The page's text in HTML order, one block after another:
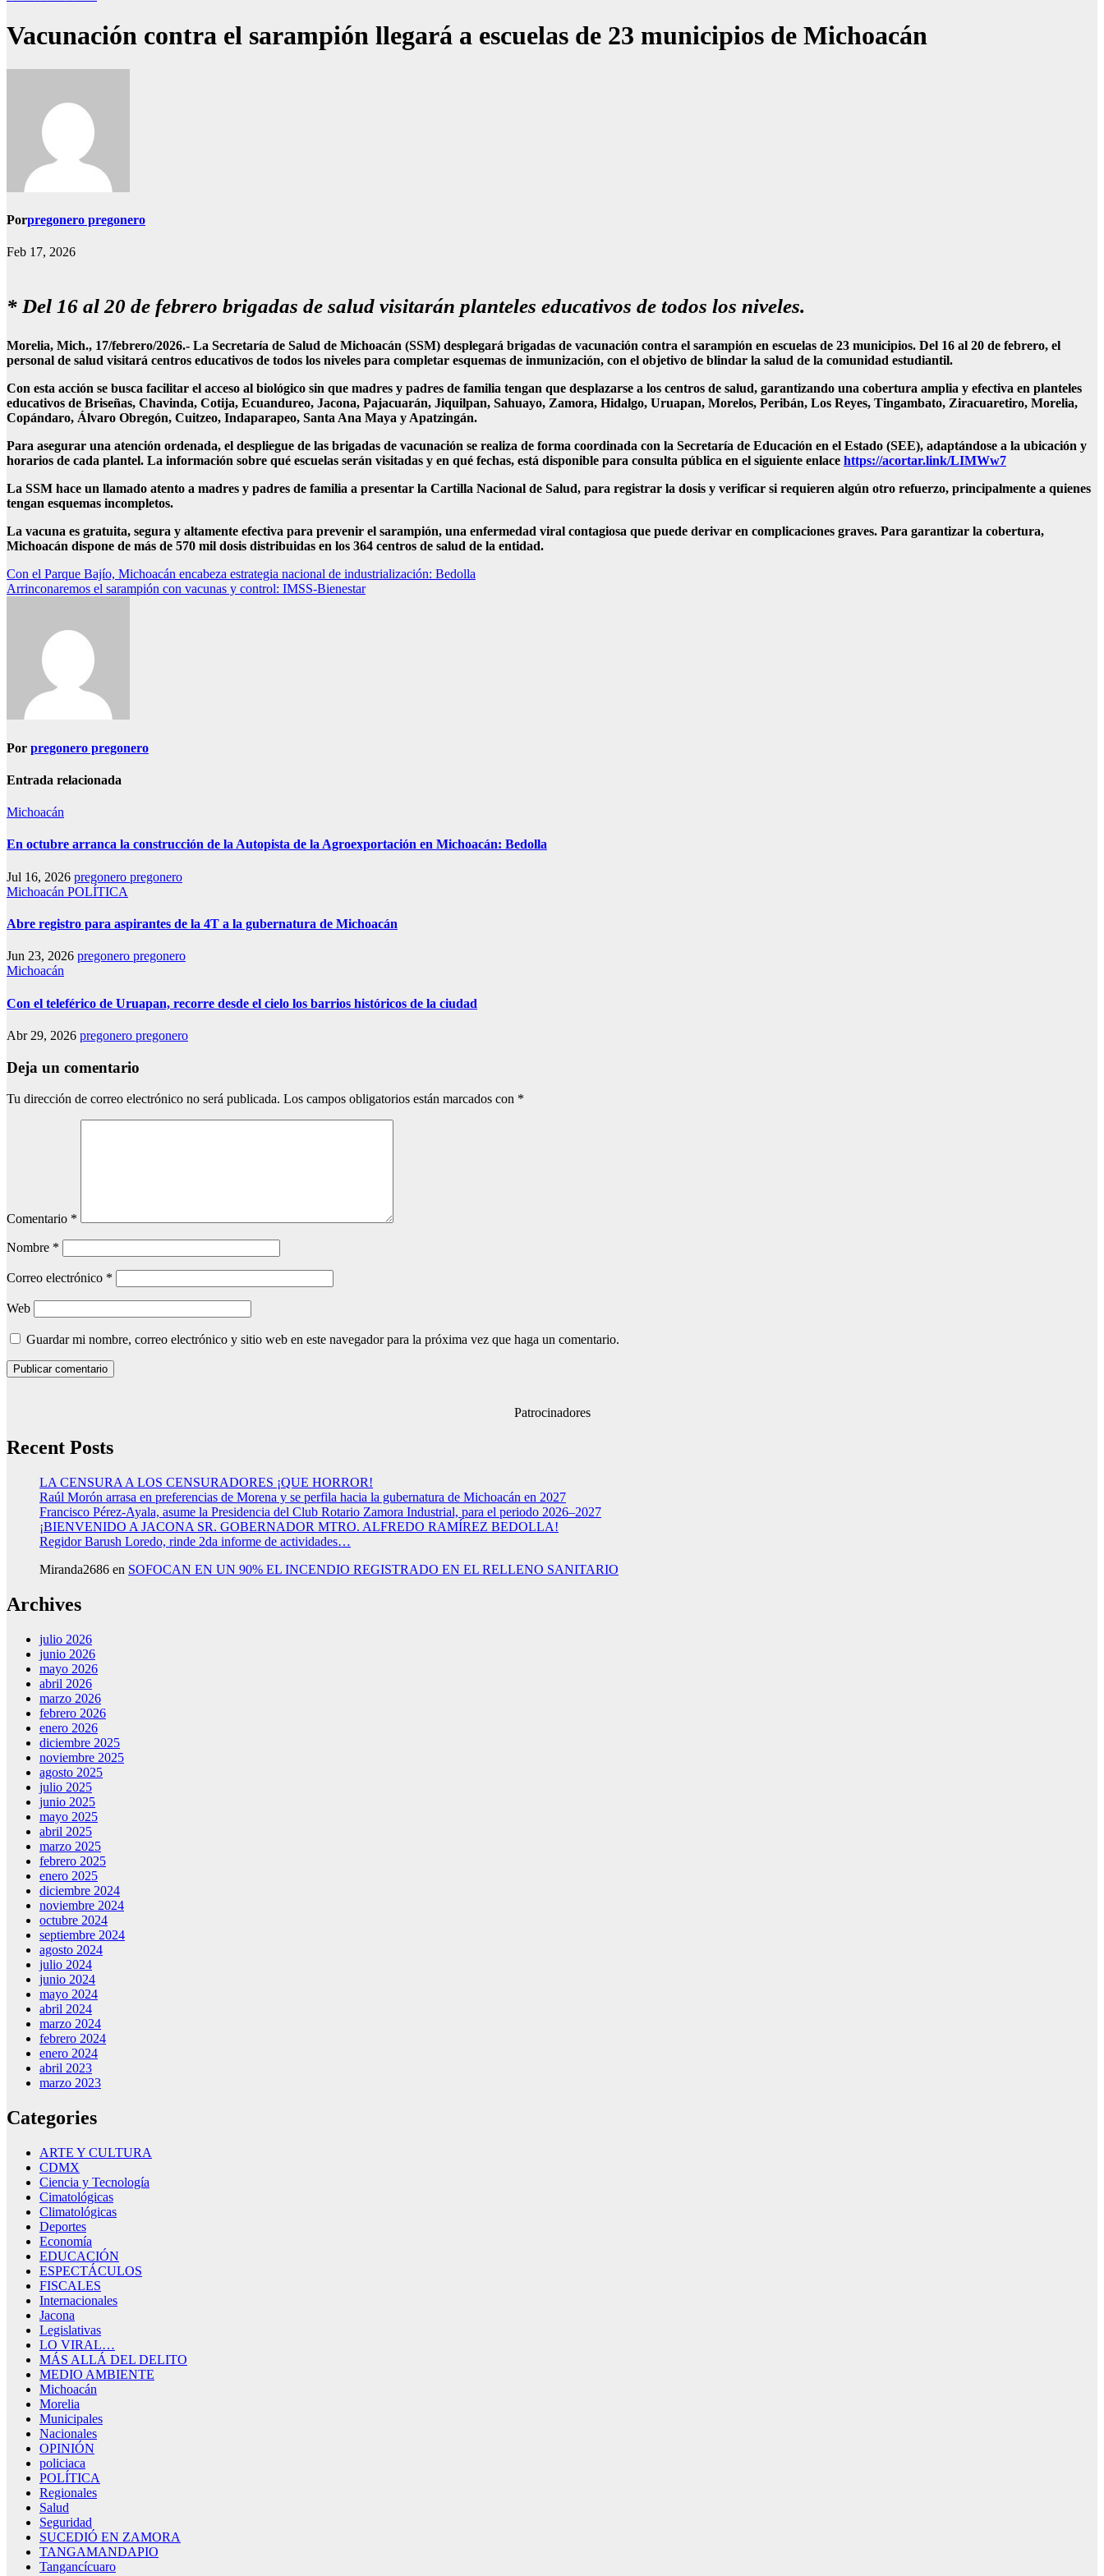
Vacunación contra el sarampión llegará a escuelas de 23 municipios de Michoacán
Porpregonero pregonero
Feb 17, 2026
* Del 16 al 20 de febrero brigadas de salud visitarán planteles educativos de todos los niveles.
Morelia, Mich., 17/febrero/2026.- La Secretaría de Salud de Michoacán (SSM) desplegará brigadas de vacunación contra el sarampión en escuelas de 23 municipios. Del 16 al 20 de febrero, el
personal de salud visitará centros educativos de todos los niveles para completar esquemas de inmunización, con el objetivo de blindar la salud de la comunidad estudiantil.
Con esta acción se busca facilitar el acceso al biológico sin que madres y padres de familia tengan que desplazarse a los centros de salud, garantizando una cobertura amplia y efectiva en planteles
educativos de Briseñas, Chavinda, Cotija, Ecuandureo, Jacona, Pajacuarán, Jiquilpan, Sahuayo, Zamora, Hidalgo, Uruapan, Morelos, Peribán, Los Reyes, Tingambato, Ziracuaretiro, Morelia,
Copándaro, Álvaro Obregón, Cuitzeo, Indaparapeo, Santa Ana Maya y Apatzingán.
Para asegurar una atención ordenada, el despliegue de las brigadas de vacunación se realiza de forma coordinada con la Secretaría de Educación en el Estado (SEE), adaptándose a la ubicación y
horarios de cada plantel. La información sobre qué escuelas serán visitadas y en qué fechas, está disponible para consulta pública en el siguiente enlace https://acortar.link/LIMWw7
La SSM hace un llamado atento a madres y padres de familia a presentar la Cartilla Nacional de Salud, para registrar la dosis y verificar si requieren algún otro refuerzo, principalmente a quienes
tengan esquemas incompletos.
La vacuna es gratuita, segura y altamente efectiva para prevenir el sarampión, una enfermedad viral contagiosa que puede derivar en complicaciones graves. Para garantizar la cobertura,
Michoacán dispone de más de 570 mil dosis distribuidas en los 364 centros de salud de la entidad.
Navegación
de
Con el Parque Bajío, Michoacán encabeza estrategia nacional de industrialización: Bedolla
Arrinconaremos el sarampión con vacunas y control: IMSS-Bienestar
Por pregonero pregonero
Entrada relacionada
Michoacán
En octubre arranca la construcción de la Autopista de la Agroexportación en Michoacán: Bedolla
Jul 16, 2026 pregonero pregonero
Michoacán POLÍTICA
Abre registro para aspirantes de la 4T a la gubernatura de Michoacán
Jun 23, 2026 pregonero pregonero
Michoacán
Con el teleférico de Uruapan, recorre desde el cielo los barrios históricos de la ciudad
Abr 29, 2026 pregonero pregonero
Deja un comentario
Tu dirección de correo electrónico no será publicada. Los campos obligatorios están marcados con *
Comentario *
Nombre *
Correo electrónico *
Web
Guardar mi nombre, correo electrónico y sitio web en este navegador para la próxima vez que haga un comentario.
Patrocinadores
Recent Posts
LA CENSURA A LOS CENSURADORES ¡QUE HORROR!
Raúl Morón arrasa en preferencias de Morena y se perfila hacia la gubernatura de Michoacán en 2027
Francisco Pérez-Ayala, asume la Presidencia del Club Rotario Zamora Industrial, para el periodo 2026–2027
¡BIENVENIDO A JACONA SR. GOBERNADOR MTRO. ALFREDO RAMÍREZ BEDOLLA!
Regidor Barush Loredo, rinde 2da informe de actividades…
Miranda2686 en SOFOCAN EN UN 90% EL INCENDIO REGISTRADO EN EL RELLENO SANITARIO
Archives
julio 2026
junio 2026
mayo 2026
abril 2026
marzo 2026
febrero 2026
enero 2026
diciembre 2025
noviembre 2025
agosto 2025
julio 2025
junio 2025
mayo 2025
abril 2025
marzo 2025
febrero 2025
enero 2025
diciembre 2024
noviembre 2024
octubre 2024
septiembre 2024
agosto 2024
julio 2024
junio 2024
mayo 2024
abril 2024
marzo 2024
febrero 2024
enero 2024
abril 2023
marzo 2023
Categories
ARTE Y CULTURA
CDMX
Ciencia y Tecnología
Cimatológicas
Climatológicas
Deportes
Economía
EDUCACIÓN
ESPECTÁCULOS
FISCALES
Internacionales
Jacona
Legislativas
LO VIRAL…
MÁS ALLÁ DEL DELITO
MEDIO AMBIENTE
Michoacán
Morelia
Municipales
Nacionales
OPINIÓN
policiaca
POLÍTICA
Regionales
Salud
Seguridad
SUCEDIÓ EN ZAMORA
TANGAMANDAPIO
Tangancícuaro